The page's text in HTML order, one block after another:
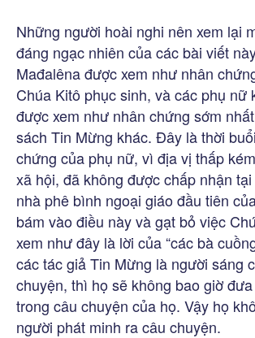
Những người hoài nghi nên xem lại
đáng ngạc nhiên của các bài viết
Mađalêna được xem như nhân
Chúa Kitô phục sinh, và các phụ nữ
được xem như nhân chứng sớm
sách Tin Mừng khác. Đây là thời
chứng của phụ nữ, vì địa vị thấp
xã hội, đã không được chấp nhận
nhà phê bình ngoại giáo đầu tiên
bám vào điều này và gạt bỏ việc
xem như đây là lời của “các bà
các tác giả Tin Mừng là người sáng
chuyện, thì họ sẽ không bao giờ
trong câu chuyện của họ. Vậy họ
người phát minh ra câu chuyện.